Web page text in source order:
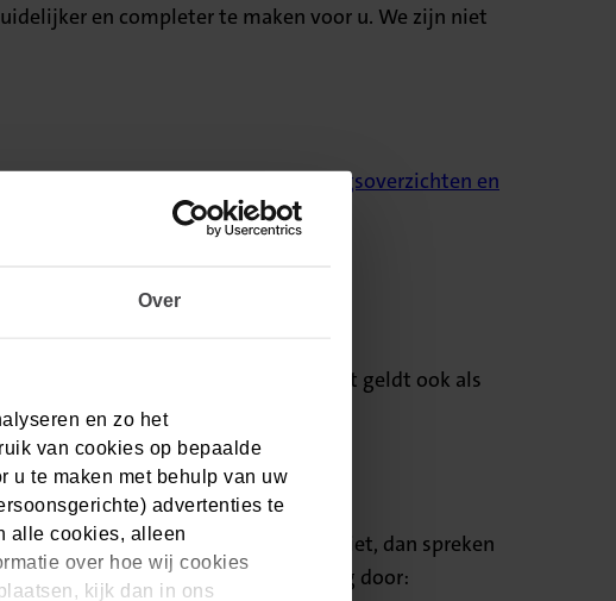
Over
en zo het
van cookies op bepaalde
u te maken met behulp van uw
advertenties te
alle cookies, alleen
over hoe wij cookies
kijk dan in ons
en completer te maken voor u. We zijn niet
depolisvoorwaarden, vergoedingsoverzichten en
de mogelijke gevolgen daarvan. Dat geldt ook als
met elkaar omgaan. Doet u dit niet, dan spreken
Dan kiezen we een andere oplossing door: